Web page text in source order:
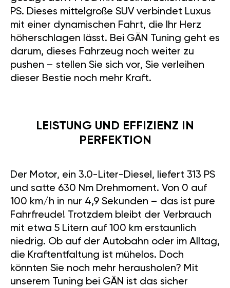
PS. Dieses mittelgroße SUV verbindet Luxus
mit einer dynamischen Fahrt, die Ihr Herz
höherschlagen lässt. Bei GÄN Tuning geht es
darum, dieses Fahrzeug noch weiter zu
pushen – stellen Sie sich vor, Sie verleihen
dieser Bestie noch mehr Kraft.
LEISTUNG UND EFFIZIENZ IN
PERFEKTION
Der Motor, ein 3.0-Liter-Diesel, liefert 313 PS
und satte 630 Nm Drehmoment. Von 0 auf
100 km/h in nur 4,9 Sekunden – das ist pure
Fahrfreude! Trotzdem bleibt der Verbrauch
mit etwa 5 Litern auf 100 km erstaunlich
niedrig. Ob auf der Autobahn oder im Alltag,
die Kraftentfaltung ist mühelos. Doch
könnten Sie noch mehr herausholen? Mit
unserem Tuning bei GÄN ist das sicher